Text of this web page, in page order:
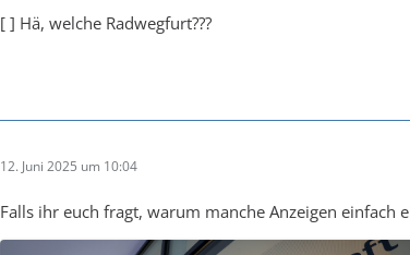
[ ] Hä, welche Radwegfurt???
12. Juni 2025 um 10:04
Falls ihr euch fragt, warum manche Anzeigen einfach